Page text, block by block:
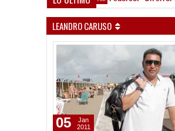
LEANDRO CARUSO
05
Jan
2011